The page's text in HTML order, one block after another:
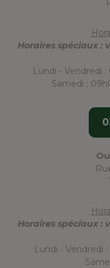
Horaires spéciaux :
Lundi - Vendredi
Samedi :
Horaires spéciaux :
Lundi - Vendredi